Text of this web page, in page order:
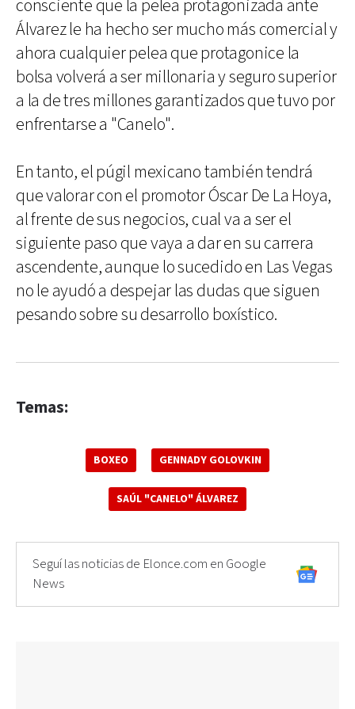
consciente que la pelea protagonizada ante
Álvarez le ha hecho ser mucho más comercial y
ahora cualquier pelea que protagonice la
bolsa volverá a ser millonaria y seguro superior
a la de tres millones garantizados que tuvo por
enfrentarse a "Canelo".
En tanto, el púgil mexicano también tendrá
que valorar con el promotor Óscar De La Hoya,
al frente de sus negocios, cual va a ser el
siguiente paso que vaya a dar en su carrera
ascendente, aunque lo sucedido en Las Vegas
no le ayudó a despejar las dudas que siguen
pesando sobre su desarrollo boxístico.
Temas:
BOXEO GENNADY GOLOVKIN
SAÚL "CANELO" ÁLVAREZ
Seguí las noticias de Elonce.com en Google
News